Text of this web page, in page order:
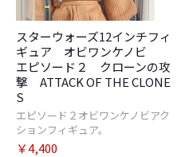
スターウォーズ12インチフィ
ギュア オビワンケノビ
エピソード２ クローンの攻
撃 ATTACK OF THE CLONE
S
エピソード２オビワンケノビアク
ションフィギュア。
￥4,400
お買い物を続ける